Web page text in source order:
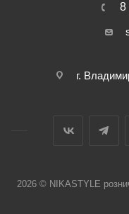
8
г.
2026 © NIKASTYLE